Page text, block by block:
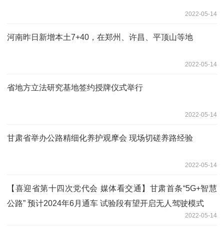
2022-05-14
河南昨日新增本土7+40，在郑州、许昌、平顶山等地
2022-05-14
省地方立法研究基地签约授牌仪式举行
2022-05-14
甘肃省举办公路精细化养护观摩会 现场切磋养路经验
2022-05-14
【喜迎省第十四次党代会 媒体看交通】甘肃首条“5G+智慧
公路” 预计2024年6月通车 试验段有望开启无人驾驶模式
2022-05-14